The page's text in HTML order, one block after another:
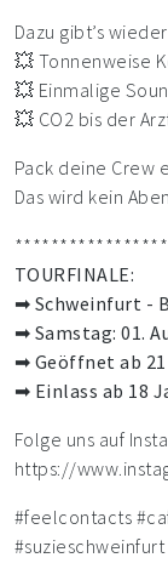
Dazu gibt’s
💥 Tonnenweise
💥 Einmalige
💥 CO2 bis der
Pack deine Crew
Das wird kein
TOURFINALE:
➡ Schweinfurt -
➡ Samstag: 01.
➡ Geöffnet ab
➡ Einlass ab 18
Folge uns auf
https://
#feelcontacts